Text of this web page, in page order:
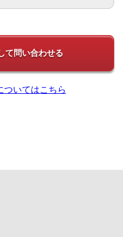
ついてはこちら